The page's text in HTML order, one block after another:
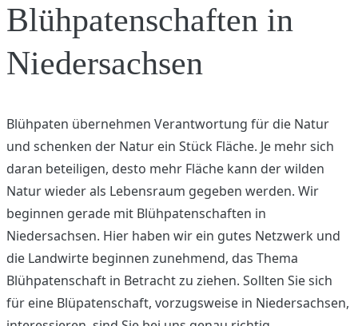
Blühpatenschaften in
Niedersachsen
Blühpaten übernehmen Verantwortung für die Natur
und schenken der Natur ein Stück Fläche. Je mehr sich
daran beteiligen, desto mehr Fläche kann der wilden
Natur wieder als Lebensraum gegeben werden. Wir
beginnen gerade mit Blühpatenschaften in
Niedersachsen. Hier haben wir ein gutes Netzwerk und
die Landwirte beginnen zunehmend, das Thema
Blühpatenschaft in Betracht zu ziehen. Sollten Sie sich
für eine Blüpatenschaft, vorzugsweise in Niedersachsen,